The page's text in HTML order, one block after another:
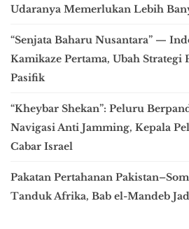
Udaranya Memerlukan Lebih
“Senjata Baharu Nusantara” —
Kamikaze Pertama, Ubah
Pasifik
“Kheybar Shekan”: Peluru
Navigasi Anti Jamming, Kepala
Cabar Israel
Pakatan Pertahanan
Tanduk Afrika, Bab el-Mandeb